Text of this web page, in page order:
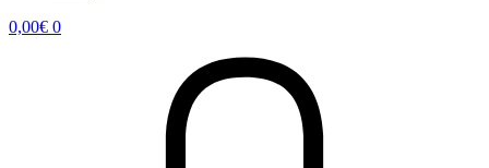
0,00€ 0